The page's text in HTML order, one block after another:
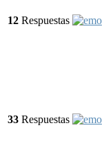
12 Respuestas
33 Respuestas